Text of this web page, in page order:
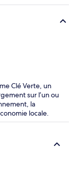
Clé Verte, un
sur l’un ou
la
locale.